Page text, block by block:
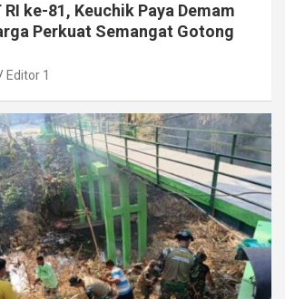
ke-81, Keuchik Paya Demam
Perkuat Semangat Gotong
Editor 1